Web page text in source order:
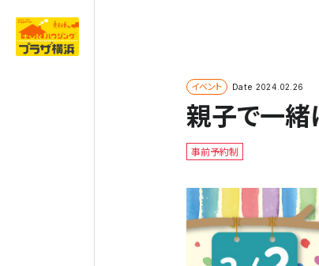
イベント Date 2024.02.26
親子で一緒
事前予約制